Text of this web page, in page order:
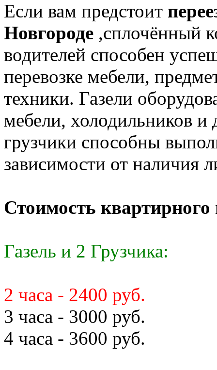
Если вам предстоит
Новгороде ,сплочённый
водителей способен
перевозке мебели,
техники. Газели
мебели, холодильников
грузчики способны
зависимости от наличия
Стоимость квартирного
Газель и 2 Грузчика:
2 часа - 2400 руб.
3 часа - 3000 руб.
4 часа - 3600 руб.